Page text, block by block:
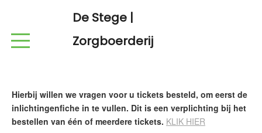
De Stege |
Zorgboerderij
Hierbij willen we vragen voor u tickets besteld, om eerst de
inlichtingenfiche in te vullen. Dit is een verplichting bij het
bestellen van één of meerdere tickets. KLIK HIER